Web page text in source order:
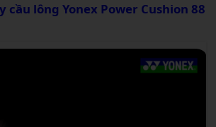
cầu lông Yonex Power Cushion 88